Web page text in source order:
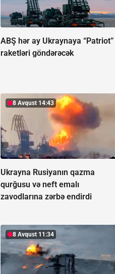
ABŞ hər ay Ukraynaya “Patriot”
raketləri göndərəcək
8 Avqust 14:43
Ukrayna Rusiyanın qazma
qurğusu və neft emalı
zavodlarına zərbə endirdi
8 Avqust 11:34